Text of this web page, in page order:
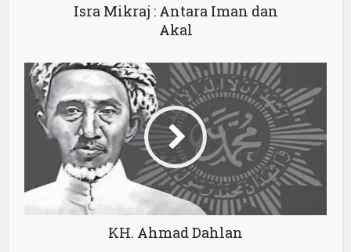
Isra Mikraj : Antara Iman dan
Akal
KH. Ahmad Dahlan